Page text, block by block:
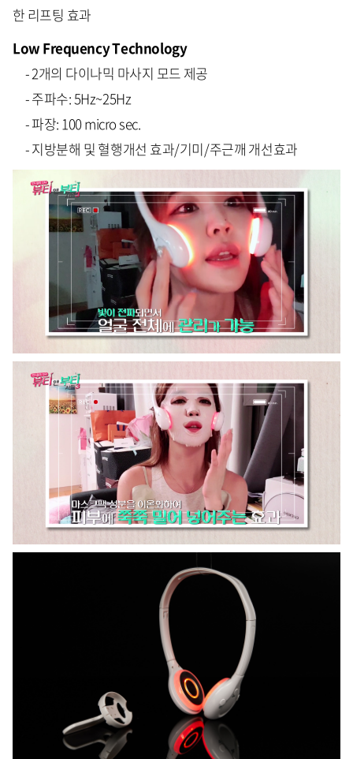
한 리프팅 효과
Low Frequency Technology
- 2개의 다이나믹 마사지 모드 제공
- 주파수: 5Hz~25Hz
- 파장: 100 micro sec.
- 지방분해 및 혈행개선 효과/기미/주근깨 개선효과